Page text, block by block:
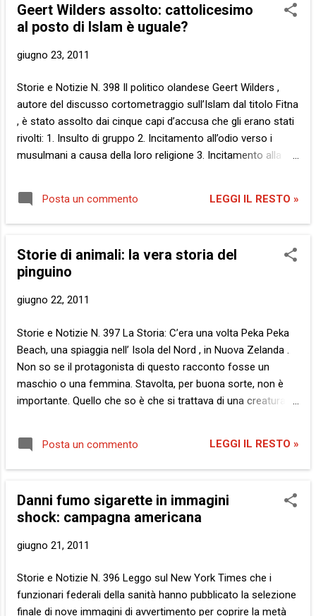
sulla spedizione italiana), ha raccontato le ragioni della sua
scelta. E’ stato un piacere tradurla. Sono parole che
Alice Walker alla CNN : Perché sto per salire sulla Freedom
la risposta è: cos’altro potrei fare? Sono nel mio
sessantasettesimo anno, avendo già vissu...
Geert Wilders assolto: cattolicesimo
al posto di Islam è uguale?
giugno 23, 2011
Storie e Notizie N. 398 Il politico olandese Geert Wilders ,
autore del discusso cortometraggio sull’Islam dal titolo Fitna
, è stato assolto dai cinque capi d’accusa che gli erano stati
rivolti: 1. Insulto di gruppo 2. Incitamento all’odio verso i
musulmani a causa della loro religione 3. Incitamento alla
religione 4. Incitamento all'odio verso gli immigrati non-
occidentali e marocchini per motivi di razza 5. Incitamento
alla discriminazione verso gli immigrati non-occidentali e
Geert Wilders è il leader del Partito per la Libertà . Come dire,
ogni paese ha il suo difensore della stessa. Quale libertà?
La libertà di essere anti qualcosa, di essere contro qualcuno.
Posta un commento LEGGI IL RESTO »
Storie di animali: la vera storia del
pinguino
giugno 22, 2011
Storie e Notizie N. 397 La Storia: C’era una volta Peka Peka
Beach, una spiaggia nell’ Isola del Nord , in Nuova Zelanda .
Non so se il protagonista di questo racconto fosse un
maschio o una femmina. Stavolta, per buona sorte, non è
importante. Quello che so è che si trattava di una creatura
imperatore … Era tempo che non se ne vedevano da quelle
parti, liberi e fieri. Almeno 44 anni . Cioè, di buffoni travestiti
da imperatori se ne vedono tutti i giorni, in ogni parte del
riconoscerne uno vero, quando lo si incontra. Altrimenti, si
finisce per obbedire al buffone e allora sono… guai, per
non esclusivamente per diritto di nascita. Se non altro, egli si
poc’anzi perché era stato capace di partire dai ghiacciai dell...
Posta un commento LEGGI IL RESTO »
Danni fumo sigarette in immagini
shock: campagna americana
giugno 21, 2011
Storie e Notizie N. 396 Leggo sul New York Times che i
funzionari federali della sanità hanno pubblicato la selezione
finale di nove immagini di avvertimento per coprire la metà